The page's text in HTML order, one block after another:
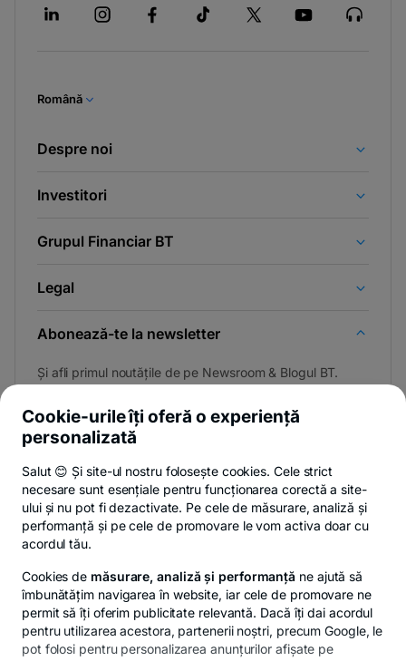
Română
Despre noi
Investitori
Grupul Financiar BT
Legal
Abonează-te la newsletter
Și afli primul noutățile de pe Newsroom & Blogul BT.
Privacy HubPolitica de confidențialitatePolitica de cookies
© Copyright 2026 Banca Transilvania. Toate drepturile
rezervate.
Cookie-urile îți oferă o experiență
personalizată
Salut 😊 Și site-ul nostru folosește cookies. Cele strict
necesare sunt esențiale pentru funcționarea corectă a site-
ului și nu pot fi dezactivate. Pe cele de măsurare, analiză și
performanță și pe cele de promovare le vom activa doar cu
acordul tău.
Cookies de măsurare, analiză și performanță ne ajută să
îmbunătățim navigarea în website, iar cele de promovare ne
permit să îți oferim publicitate relevantă. Dacă îți dai acordul
pentru utilizarea acestora, partenerii noștri, precum Google, le
pot folosi pentru personalizarea anunțurilor afișate pe